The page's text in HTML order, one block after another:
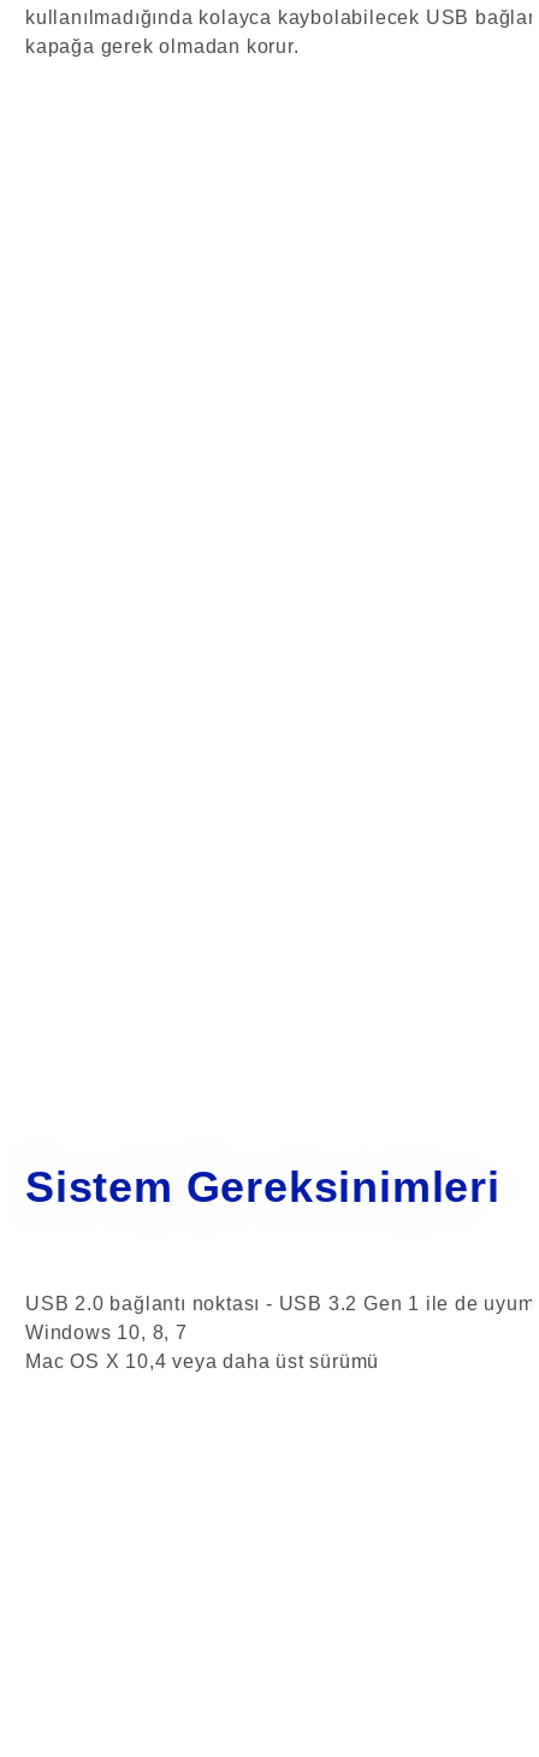
kullanılmadığında kolayca kaybolabilecek USB
kapağa gerek olmadan korur.
Sistem Gereksinimleri
USB 2.0 bağlantı noktası - USB 3.2 Gen 1 ile de
Windows 10, 8, 7
Mac OS X 10,4 veya daha üst sürümü